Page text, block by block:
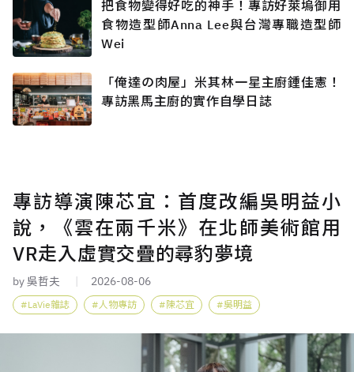
把食物變得好吃的神手！專訪好萊塢御用
食物造型師Anna Lee與台灣專職造型師
Wei
「俺達の肉屋」米其林一星主廚鍾佳憲！
專訪黑馬主廚的實作自學日誌
專訪導演陳芯宜：首度改編吳明益小
說，《雲在兩千米》在北師美術館用
VR走入虛實交疊的尋豹夢境
by 吳哲夫 2026-08-06
LaVie雜誌 人物專訪 陳芯宜 吳明益